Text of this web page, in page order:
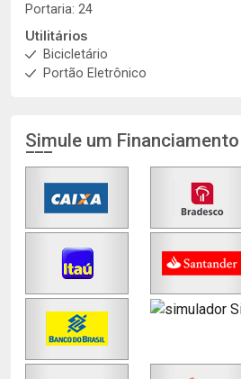
Portaria: 24
Utilitários
Bicicletário
Portão Eletrônico
Simule um Financiamento